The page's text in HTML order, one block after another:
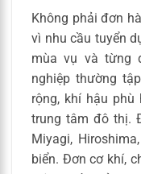
Không phải đơn
vì nhu cầu tuyển
mùa vụ và từng
nghiệp thường
rộng, khí hậu phù
trung tâm đô thị.
Miyagi,
biển. Đơn cơ khí,